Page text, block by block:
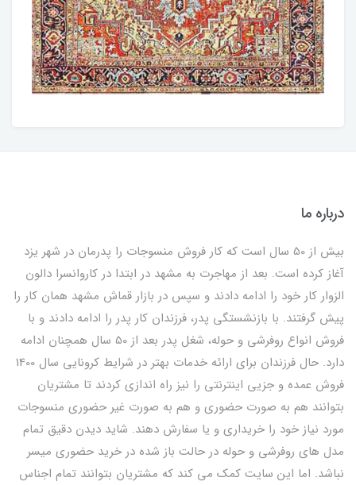
درباره ما
بیش از 50 سال است که کار فروش منسوجات را پدرمان در شهر یزد
آغاز کرده است. بعد از مهاجرت به مشهد در ابتدا در کاروانسرا دالون
الزوار کار خود را ادامه دادند و سپس در بازار قماش مشهد همان کار را
پیش گرفتند. با بازنشستگی پدر، فرزندان کار پدر را ادامه دادند و با
فروش انواع روفرشی و حوله، شغل پدر بعد از 50 سال همچنان ادامه
دارد. حال فرزندان برای ارائه خدمات بهتر در شرایط کرونایی سال 1400
فروش عمده و جزیی اینترنتی را نیز راه اندازی کردند تا مشتریان
بتوانند هم به صورت حضوری و هم به صورت غیر حضوری منسوجات
مورد نیاز خود را خریداری و یا سفارش دهند. شاید دیدن دقیق تمام
مدل های روفرشی و حوله در حالت باز شده در خرید حضوری میسر
نباشد. اما این سایت کمک می کند که مشتریان بتوانند تمام اجناس